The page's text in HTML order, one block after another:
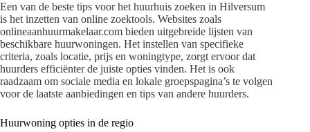
Een van de beste tips voor het huurhuis zoeken in Hilversum
is het inzetten van online zoektools. Websites zoals
onlineaanhuurmakelaar.com bieden uitgebreide lijsten van
beschikbare huurwoningen. Het instellen van specifieke
criteria, zoals locatie, prijs en woningtype, zorgt ervoor dat
huurders efficiënter de juiste opties vinden. Het is ook
raadzaam om sociale media en lokale groepspagina’s te volgen
voor de laatste aanbiedingen en tips van andere huurders.
Huurwoning opties in de regio